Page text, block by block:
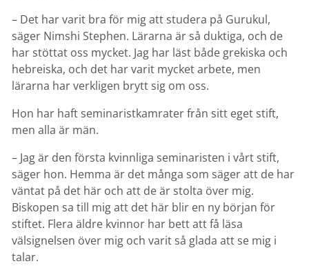
– Det har varit bra för mig att studera på Gurukul,
säger Nimshi Stephen. Lärarna är så duktiga, och de
har stöttat oss mycket. Jag har läst både grekiska och
hebreiska, och det har varit mycket arbete, men
lärarna har verkligen brytt sig om oss.
Hon har haft seminaristkamrater från sitt eget stift,
men alla är män.
– Jag är den första kvinnliga seminaristen i vårt stift,
säger hon. Hemma är det många som säger att de har
väntat på det här och att de är stolta över mig.
Biskopen sa till mig att det här blir en ny början för
stiftet. Flera äldre kvinnor har bett att få läsa
välsignelsen över mig och varit så glada att se mig i
talar.